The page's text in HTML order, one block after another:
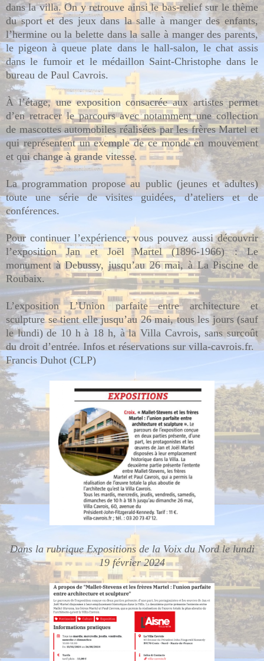
dans la villa. On y retrouve ainsi le bas-relief sur le thème
du sport et des jeux dans la salle à manger des enfants,
l’hermine ou la belette dans la salle à manger des parents,
le pigeon à queue plate dans le hall-salon, le chat assis
dans le fumoir et le médaillon Saint-Christophe dans le
bureau de Paul Cavrois.
À l’étage, une exposition consacrée aux artistes permet
d’en retracer le parcours avec notamment une collection
de mascottes automobiles réalisées par les frères Martel et
qui représentent un exemple de ce monde en mouvement
et qui change à grande vitesse.
La programmation propose au public (jeunes et adultes)
toute une série de visites guidées, d’ateliers et de
conférences.
Pour continuer l’expérience, vous pouvez aussi découvrir
l’exposition Jan et Joël Martel (1896-1966) : Le
monument à Debussy, jusqu’au 26 mai, à La Piscine de
Roubaix.
L’exposition L’Union parfaite entre architecture et
sculpture se tient elle jusqu’au 26 mai, tous les jours (sauf
le lundi) de 10 h à 18 h, à la Villa Cavrois, sans surcoût
du droit d’entrée. Infos et réservations sur villa-cavrois.fr.
Francis Duhot (CLP)
Dans la rubrique Expositions de la Voix du Nord le lundi
19 février 2024